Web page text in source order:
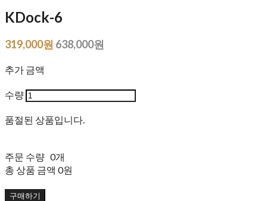
KDock-6
319,000원 638,000원
추가 금액
수량
품절된 상품입니다.
주문 수량 0개
총 상품 금액 0원
구매하기